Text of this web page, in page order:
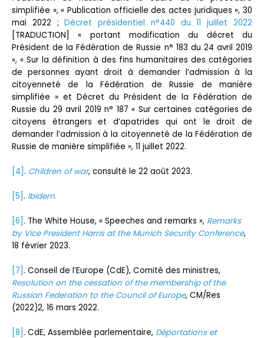
simplifiée », « Publication officielle des actes juridiques », 30
mai 2022 ;Décret présidentiel n°440 du 11 juillet 2022
[TRADUCTION] « portant modification du décret du
Président de la Fédération de Russie n° 183 du 24 avril 2019
», « Sur la définition à des fins humanitaires des catégories
de personnes ayant droit à demander l’admission à la
citoyenneté de la Fédération de Russie de manière
simplifiée » et Décret du Président de la Fédération de
Russie du 29 avril 2019 n° 187 « Sur certaines catégories de
citoyens étrangers et d’apatrides qui ont le droit de
demander l’admission à la citoyenneté de la Fédération de
Russie de manière simplifiée », 11 juillet 2022.
[4] . Children of war, consulté le 22 août 2023.
[5] . Ibidem.
[6] . The White House, « Speeches and remarks », Remarks
by Vice President Harris at the Munich Security Conference,
18 février 2023.
[7] . Conseil de l’Europe (CdE), Comité des ministres,
Resolution on the cessation of the membership of the
Russian Federation to the Council of Europe, CM/Res
(2022)2, 16 mars 2022.
[8] . CdE, Assemblée parlementaire, Déportations et